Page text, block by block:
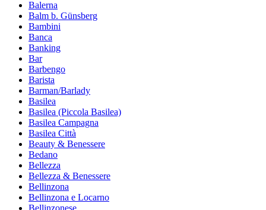
Balerna
Balm b. Günsberg
Bambini
Banca
Banking
Bar
Barbengo
Barista
Barman/Barlady
Basilea
Basilea (Piccola Basilea)
Basilea Campagna
Basilea Città
Beauty & Benessere
Bedano
Bellezza
Bellezza & Benessere
Bellinzona
Bellinzona e Locarno
Bellinzonese